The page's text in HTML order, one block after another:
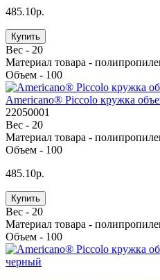
485.10р.
Купить
Вес - 20
Материал товара -
Объем - 100
Americano® Piccolo кружка
22050001
Вес - 20
Материал товара -
Объем - 100
485.10р.
Купить
Вес - 20
Материал товара -
Объем - 100